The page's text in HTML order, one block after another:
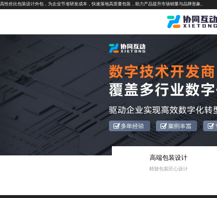
高性价比包装设计外包，为企业节省研发成本，快速落地高质量包装，助力产品提升市场销量与品牌形象。
高端包装设计
精致包装匠心设计